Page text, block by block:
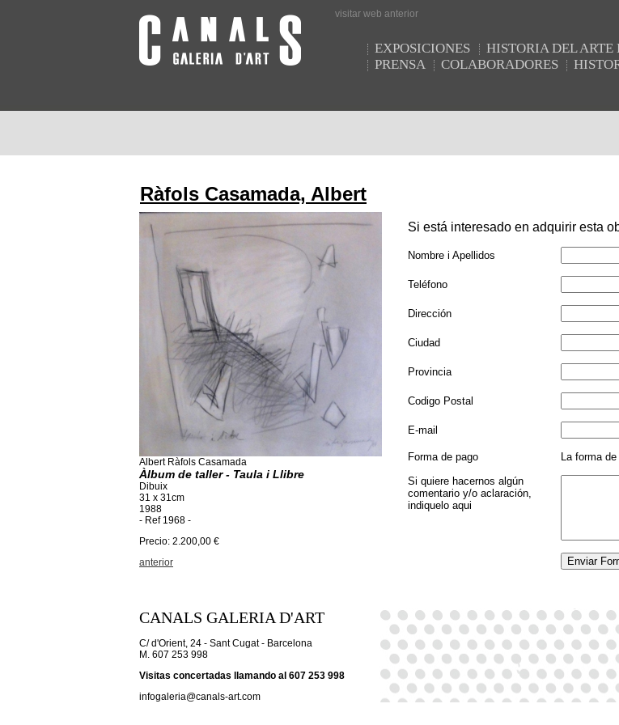
visitar web anterior
EXPOSICIONES HISTORIA DEL ARTE
PRENSA
COLABORADORES
Ràfols Casamada, Albert
Albert Ràfols Casamada
Àlbum de taller - Taula i Llibre
Dibuix
31 x 31cm
1988
- Ref 1968 -
Precio: 2.200,00 €
anterior
Si está interesado en adquirir esta
Nombre i Apellidos
Teléfono
Dirección
Ciudad
Provincia
Codigo Postal
E-mail
Forma de pago
La forma
Si quiere hacernos algún
comentario y/o aclaración,
indiquelo aqui
CANALS GALERIA D'ART
C/ d'Orient, 24 - Sant Cugat - Barcelona
M. 607 253 998
Visitas concertadas llamando al 607 253 998
infogaleria@canals-art.com